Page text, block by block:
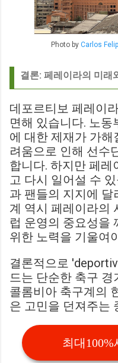
Photo by Carlos
결론: 페레이라의 미래
데포르티보 페레이
면해 있습니다. 노동
에 대한 제재가 가해
려움으로 인해 선수
합니다. 하지만 페
고 다시 일어설 수
과 팬들의 지지에 달
계 역시 페레이라의
럽 운영의 중요성을
위한 노력을 기울여
결론적으로
드는 단순한 축구 경
콜롬비아 축구계의
은 고민을 던져주는
최대